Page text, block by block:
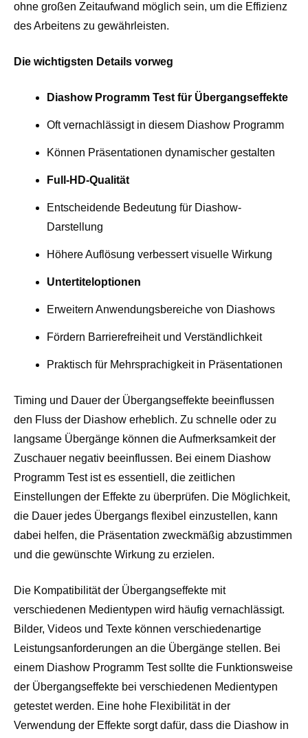
ohne großen Zeitaufwand möglich sein, um die Effizienz
des Arbeitens zu gewährleisten.
Die wichtigsten Details vorweg
Diashow Programm Test für Übergangseffekte
Oft vernachlässigt in diesem Diashow Programm
Können Präsentationen dynamischer gestalten
Full-HD-Qualität
Entscheidende Bedeutung für Diashow-
Darstellung
Höhere Auflösung verbessert visuelle Wirkung
Untertiteloptionen
Erweitern Anwendungsbereiche von Diashows
Fördern Barrierefreiheit und Verständlichkeit
Praktisch für Mehrsprachigkeit in Präsentationen
Timing und Dauer der Übergangseffekte beeinflussen
den Fluss der Diashow erheblich. Zu schnelle oder zu
langsame Übergänge können die Aufmerksamkeit der
Zuschauer negativ beeinflussen. Bei einem Diashow
Programm Test ist es essentiell, die zeitlichen
Einstellungen der Effekte zu überprüfen. Die Möglichkeit,
die Dauer jedes Übergangs flexibel einzustellen, kann
dabei helfen, die Präsentation zweckmäßig abzustimmen
und die gewünschte Wirkung zu erzielen.
Die Kompatibilität der Übergangseffekte mit
verschiedenen Medientypen wird häufig vernachlässigt.
Bilder, Videos und Texte können verschiedenartige
Leistungsanforderungen an die Übergänge stellen. Bei
einem Diashow Programm Test sollte die Funktionsweise
der Übergangseffekte bei verschiedenen Medientypen
getestet werden. Eine hohe Flexibilität in der
Verwendung der Effekte sorgt dafür, dass die Diashow in